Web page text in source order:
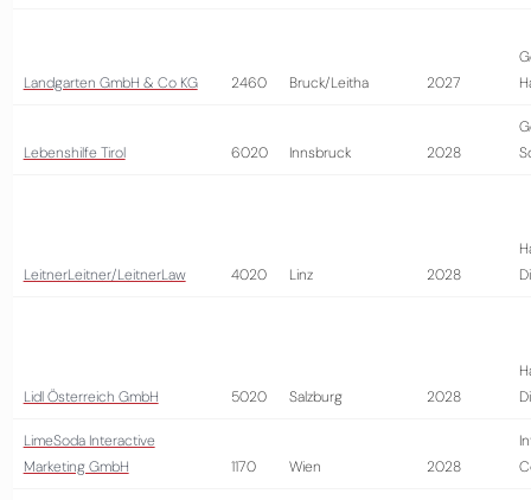
Landgarten GmbH & Co KG 2460 Bruck/Leitha 2027
Lebenshilfe Tirol 6020 Innsbruck 2028
LeitnerLeitner/LeitnerLaw 4020 Linz 2028
Lidl Österreich GmbH 5020 Salzburg 2028
LimeSoda Interactive
Marketing GmbH
1170 Wien 2028